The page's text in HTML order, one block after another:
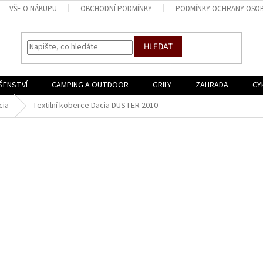
VŠE O NÁKUPU OBCHODNÍ PODMÍNKY PODMÍNKY OCHRANY
HLEDAT
CAMPING A OUTDOOR GRILY ZAHRADA
Textilní koberce Dacia DUSTER 2010-